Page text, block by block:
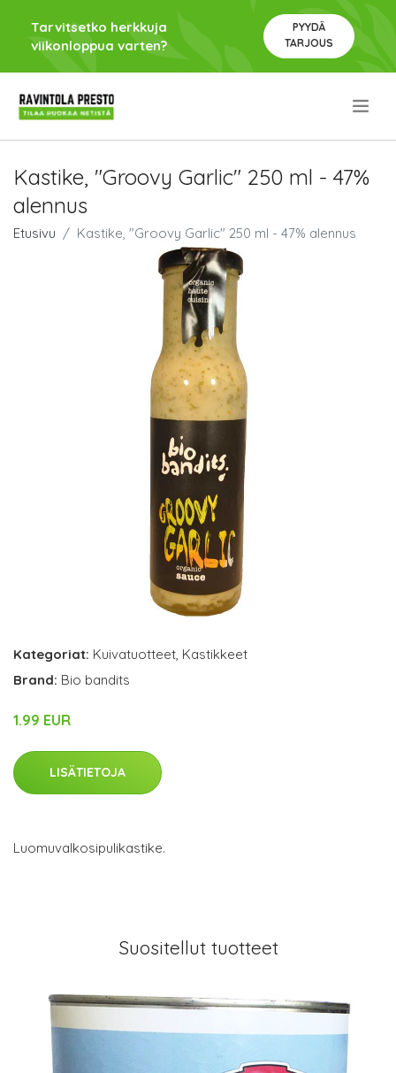
Tarvitsetko herkkuja
viikonloppua varten?
PYYDÄ
TARJOUS
Kastike, "Groovy Garlic" 250 ml - 47%
alennus
Etusivu Kastike, "Groovy Garlic" 250 ml - 47% alennus
Kategoriat: Kuivatuotteet, Kastikkeet
Brand: Bio bandits
1.99 EUR
LISÄTIETOJA
Luomuvalkosipulikastike.
Suositellut tuotteet